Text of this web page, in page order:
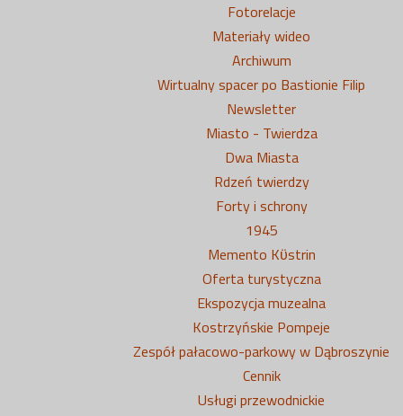
Fotorelacje
Materiały wideo
Archiwum
Wirtualny spacer po Bastionie Filip
Newsletter
Miasto - Twierdza
Dwa Miasta
Rdzeń twierdzy
Forty i schrony
1945
Memento Kϋstrin
Oferta turystyczna
Ekspozycja muzealna
Kostrzyńskie Pompeje
Zespół pałacowo-parkowy w Dąbroszynie
Cennik
Usługi przewodnickie